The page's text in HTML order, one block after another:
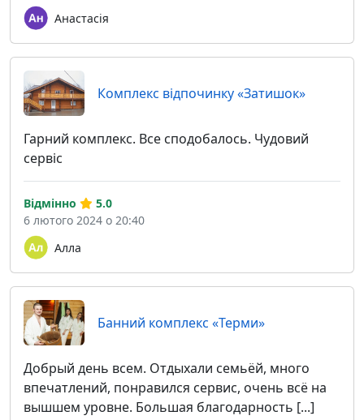
Анастасія
Комплекс відпочинку «Затишок»
Гарний комплекс. Все сподобалось. Чудовий
сервіс
Алла
Відмінно
5.0
6 лютого 2024 о 20:40
Банний комплекс «Терми»
Добрый день всем. Отдыхали семьёй, много
впечатлений, понравился сервис, очень всё на
вышшем уровне. Большая благодарность [...]